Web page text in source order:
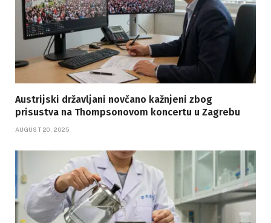
Austrijski državljani novčano kažnjeni zbog
prisustva na Thompsonovom koncertu u Zagrebu
AUGUST 20, 2025